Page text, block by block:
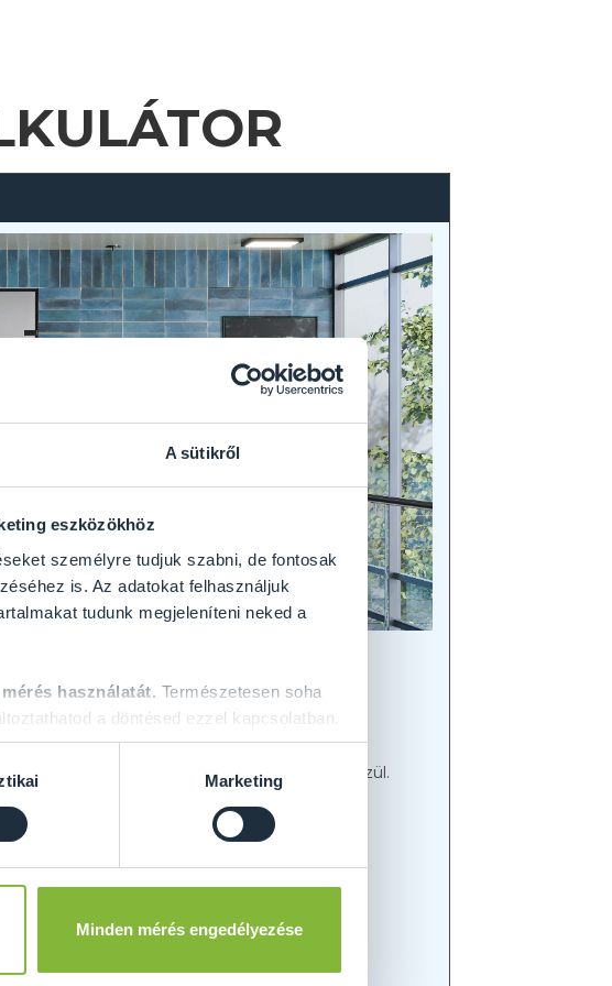
A sütikről
eszközökhöz
személyre tudjuk szabni, de fontosak
is. Az adatokat felhasználjuk
tudunk megjeleníteni neked a
használatát. Természetesen soha
a döntésed ezzel kapcsolatban.
Marketing
Minden mérés engedélyezése
oldalakon megadhatja tervezett ajtajának
választani különböző üvegmegoldások közül.